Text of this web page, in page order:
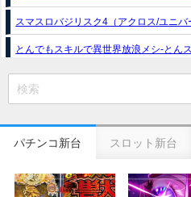
スマスロバジリスク4（アクロス/ユニバ
とんでもスキルで異世界放浪メシ-とん
e獣王-獅子の一撃-｜スペック・攻略情報
の幸せ空間、好感触のフェアスタート
パチンコ新台 スロット新台